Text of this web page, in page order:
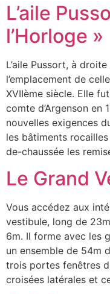
L’aile
l’Horloge »
L’aile Pussort, à
l’emplacement de
XVIIème siècle. Elle
comte d’Argenson en
nouvelles exigences
les bâtiments
de-chaussée les
Le Grand
Vous accédez aux
vestibule, long de
6m. Il forme avec les
un ensemble de 54m
trois portes fenêtres
croisées latérales et